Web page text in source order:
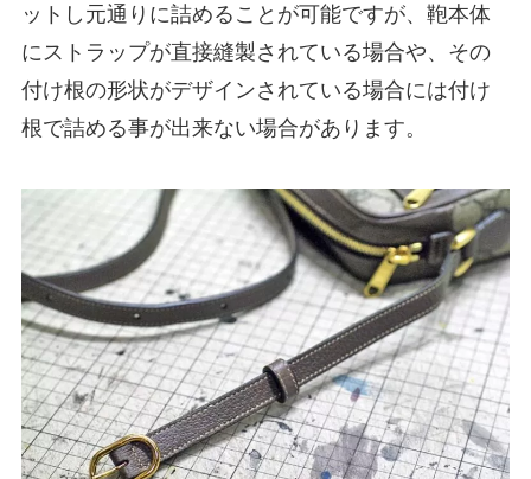
ットし元通りに詰めることが可能ですが、鞄本体
にストラップが直接縫製されている場合や、その
付け根の形状がデザインされている場合には付け
根で詰める事が出来ない場合があります。